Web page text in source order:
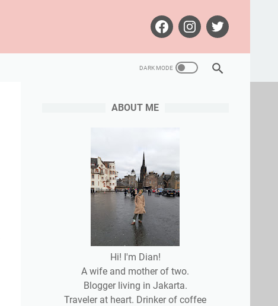
ABOUT ME
Hi! I'm Dian!
A wife and mother of two.
Blogger living in Jakarta.
Traveler at heart. Drinker of coffee